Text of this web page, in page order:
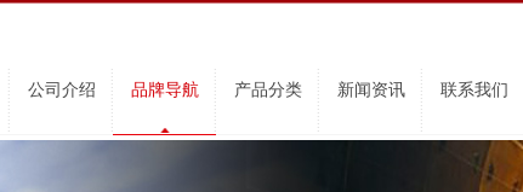
公司介绍 品牌导航 产品分类 新闻资讯 联系我们